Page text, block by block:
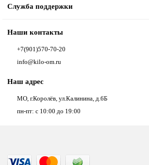
Служба поддержки
Наши контакты
+7(901)570-70-20
info@kilo-om.ru
Наш адрес
МО, г.Королёв, ул.Калинина, д.6Б
пн-пт: с 10:00 до 19:00